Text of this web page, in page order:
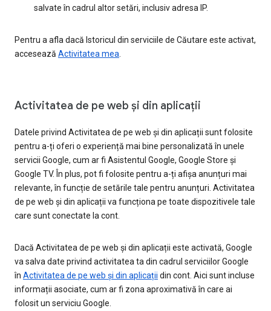
salvate în cadrul altor setări, inclusiv adresa IP.
Pentru a afla dacă Istoricul din serviciile de Căutare este activat,
accesează Activitatea mea.
Activitatea de pe web și din aplicații
Datele privind Activitatea de pe web și din aplicații sunt folosite
pentru a-ți oferi o experiență mai bine personalizată în unele
servicii Google, cum ar fi Asistentul Google, Google Store și
Google TV. În plus, pot fi folosite pentru a-ți afișa anunțuri mai
relevante, în funcție de setările tale pentru anunțuri. Activitatea
de pe web și din aplicații va funcționa pe toate dispozitivele tale
care sunt conectate la cont.
Dacă Activitatea de pe web și din aplicații este activată, Google
va salva date privind activitatea ta din cadrul serviciilor Google
în Activitatea de pe web și din aplicații din cont. Aici sunt incluse
informații asociate, cum ar fi zona aproximativă în care ai
folosit un serviciu Google.